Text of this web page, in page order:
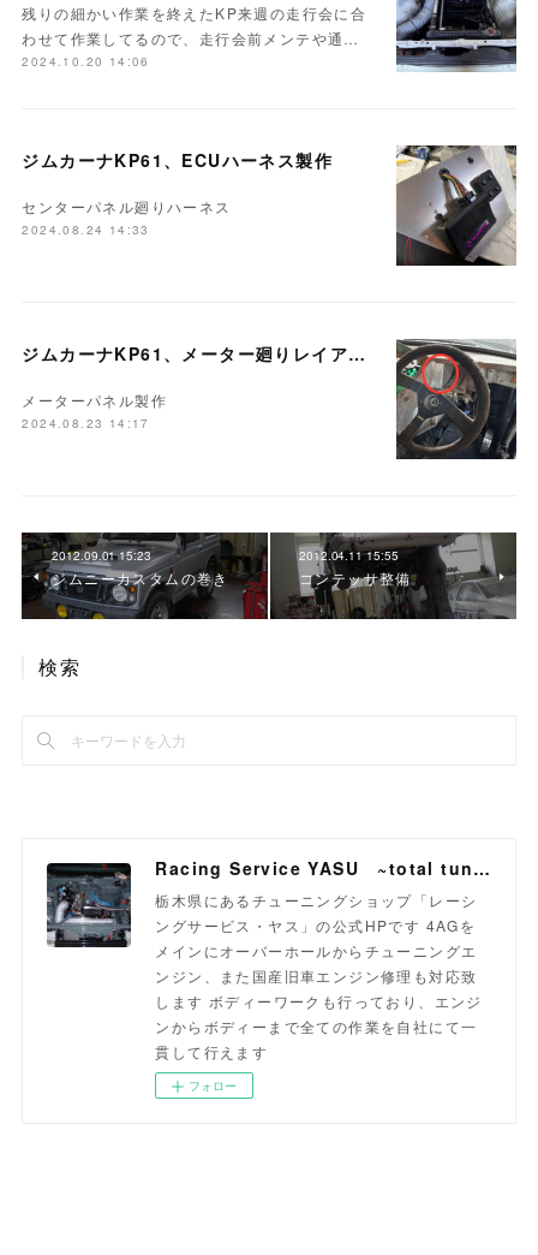
残りの細かい作業を終えたKP来週の走行会に合
わせて作業してるので、走行会前メンテや通…
2024.10.20 14:06
ジムカーナKP61、ECUハーネス製作
センターパネル廻りハーネス
2024.08.24 14:33
ジムカーナKP61、メーター廻りレイアウト
メーターパネル製作
2024.08.23 14:17
2012.09.01 15:23
ジムニーカスタムの巻き
2012.04.11 15:55
コンテッサ整備
検索
Racing Service YASU ~total tuning proshop~
栃木県にあるチューニングショップ「レーシ
ングサービス・ヤス」の公式HPです 4AGを
メインにオーバーホールからチューニングエ
ンジン、また国産旧車エンジン修理も対応致
します ボディーワークも行っており、エンジ
ンからボディーまで全ての作業を自社にて一
貫して行えます
フォロー